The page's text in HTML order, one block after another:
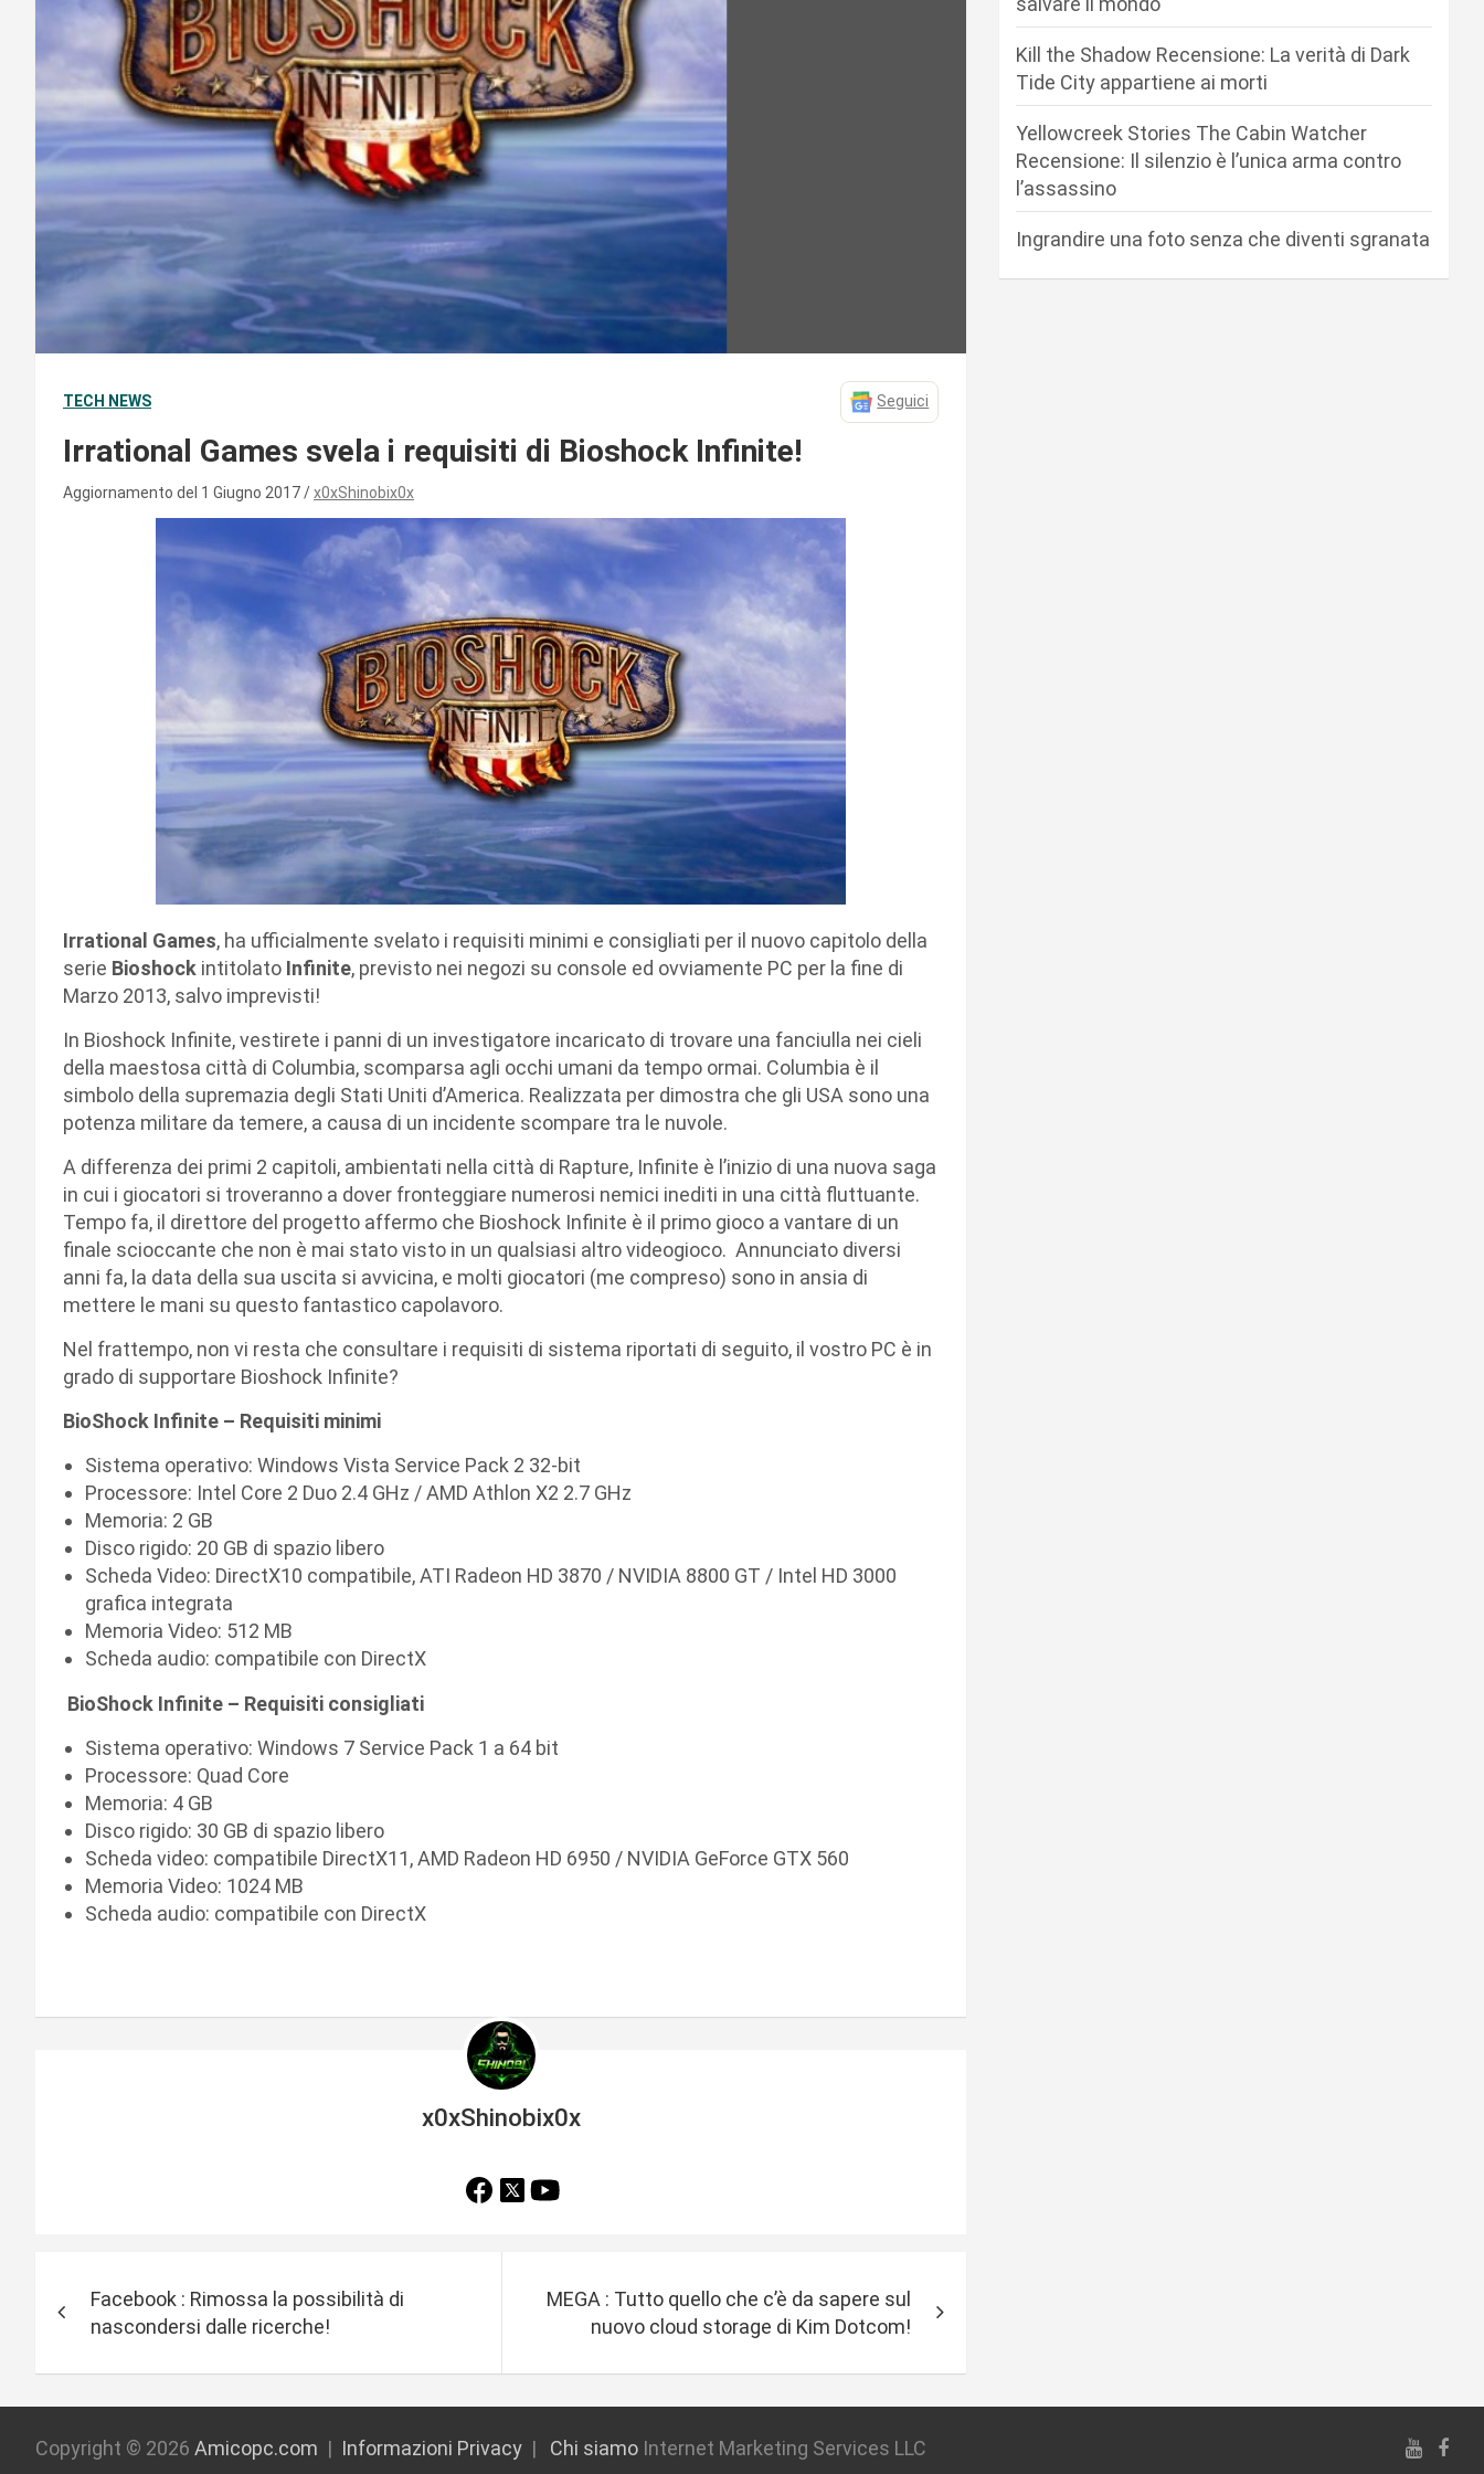
TECH NEWS Seguici
Irrational Games svela i requisiti di Bioshock Infinite!
Aggiornamento del 1 Giugno 2017 x0xShinobix0x
Irrational Games, ha ufficialmente svelato i requisiti minimi e consigliati per il nuovo capitolo della
serie Bioshock intitolato Infinite, previsto nei negozi su console ed ovviamente PC per la fine di
Marzo 2013, salvo imprevisti!
In Bioshock Infinite, vestirete i panni di un investigatore incaricato di trovare una fanciulla nei cieli
della maestosa città di Columbia, scomparsa agli occhi umani da tempo ormai. Columbia è il
simbolo della supremazia degli Stati Uniti d’America. Realizzata per dimostra che gli USA sono una
potenza militare da temere, a causa di un incidente scompare tra le nuvole.
A differenza dei primi 2 capitoli, ambientati nella città di Rapture, Infinite è l’inizio di una nuova saga
in cui i giocatori si troveranno a dover fronteggiare numerosi nemici inediti in una città fluttuante.
Tempo fa, il direttore del progetto affermo che Bioshock Infinite è il primo gioco a vantare di un
finale scioccante che non è mai stato visto in un qualsiasi altro videogioco. Annunciato diversi
anni fa, la data della sua uscita si avvicina, e molti giocatori (me compreso) sono in ansia di
mettere le mani su questo fantastico capolavoro.
Nel frattempo, non vi resta che consultare i requisiti di sistema riportati di seguito, il vostro PC è in
grado di supportare Bioshock Infinite?
BioShock Infinite – Requisiti minimi
Sistema operativo: Windows Vista Service Pack 2 32-bit
Processore: Intel Core 2 Duo 2.4 GHz / AMD Athlon X2 2.7 GHz
Memoria: 2 GB
Disco rigido: 20 GB di spazio libero
Scheda Video: DirectX10 compatibile, ATI Radeon HD 3870 / NVIDIA 8800 GT / Intel HD 3000
grafica integrata
Memoria Video: 512 MB
Scheda audio: compatibile con DirectX
BioShock Infinite – Requisiti consigliati
Sistema operativo: Windows 7 Service Pack 1 a 64 bit
Processore: Quad Core
Memoria: 4 GB
Disco rigido: 30 GB di spazio libero
Scheda video: compatibile DirectX11, AMD Radeon HD 6950 / NVIDIA GeForce GTX 560
Memoria Video: 1024 MB
Scheda audio: compatibile con DirectX
x0xShinobix0x
v
i
g
Facebook : Rimossa la possibilità di
nascondersi dalle ricerche!
MEGA : Tutto quello che c’è da sapere sul
nuovo cloud storage di Kim Dotcom!
Kill the Shadow Recensione: La verità di Dark
Tide City appartiene ai morti
Yellowcreek Stories The Cabin Watcher
Recensione: Il silenzio è l’unica arma contro
l’assassino
Ingrandire una foto senza che diventi sgranata
Copyright © 2026 Amicopc.com Informazioni Privacy Chi siamo Internet Marketing Services LLC